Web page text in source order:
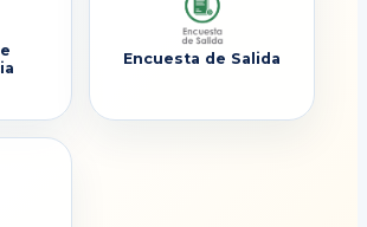
Encuesta de Salida